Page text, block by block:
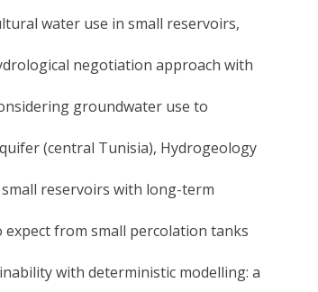
water use in small reservoirs,
negotiation approach with
groundwater use to
(central Tunisia), Hydrogeology
small reservoirs with long-term
expect from small percolation tanks
with deterministic modelling: a